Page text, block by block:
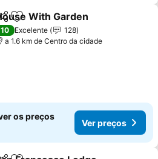
Adicionar aos favoritos
With Garden
10 Excelente
128
a 1.6 km de Centro da cidade
os preços
Ver preços